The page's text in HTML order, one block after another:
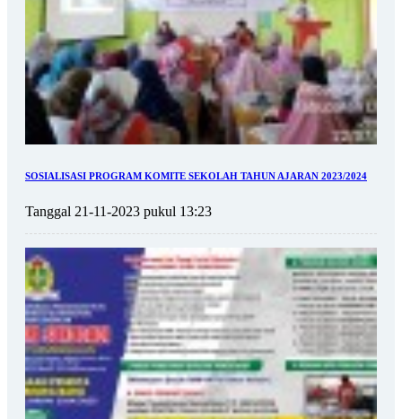
SOSIALISASI PROGRAM KOMITE SEKOLAH TAHUN AJARAN 2023/2024
Tanggal 21-11-2023 pukul 13:23